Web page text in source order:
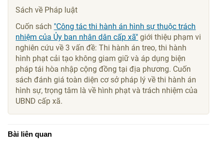
Sách về Pháp luật
Cuốn sách "Công tác thi hành án hình sự thuộc trách
nhiệm của Ủy ban nhân dân cấp xã" giới thiệu phạm vi
nghiên cứu về 3 vấn đề: Thi hành án treo, thi hành
hình phạt cải tạo không giam giữ và áp dụng biện
pháp tái hòa nhập cộng đồng tại địa phương. Cuốn
sách đánh giá toàn diện cơ sở pháp lý về thi hành án
hình sự, trọng tâm là về hình phạt và trách nhiệm của
UBND cấp xã.
Bài liên quan